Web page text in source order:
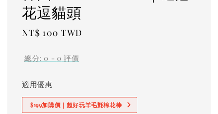
花逗貓頭
Regular
NT$ 100 TWD
總分: 0 - 0 評價
適用優惠
$199加購價｜超好玩羊毛氈棉花棒